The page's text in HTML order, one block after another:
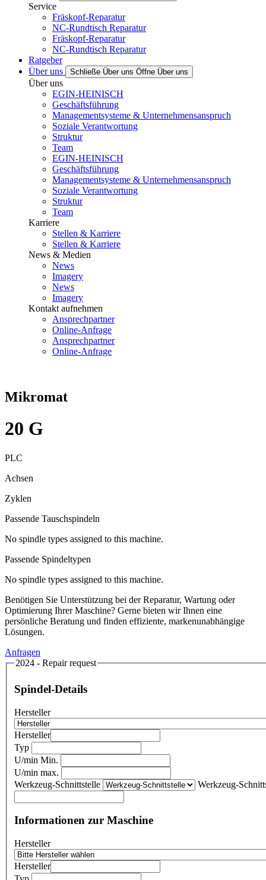
Service
Fräskopf-Reparatur
NC-Rundtisch Reparatur
Fräskopf-Reparatur
NC-Rundtisch Reparatur
Ratgeber
Über uns
Schließe Über uns Öffne Über uns
Über uns
EGIN-HEINISCH
Geschäftsführung
Managementsysteme & Unternehmensanspruch
Soziale Verantwortung
Struktur
Team
EGIN-HEINISCH
Geschäftsführung
Managementsysteme & Unternehmensanspruch
Soziale Verantwortung
Struktur
Team
Karriere
Stellen & Karriere
Stellen & Karriere
News & Medien
News
Imagery
News
Imagery
Kontakt aufnehmen
Ansprechpartner
Online-Anfrage
Ansprechpartner
Online-Anfrage
Mikromat
20 G
PLC
Achsen
Zyklen
Passende Tauschspindeln
No spindle types assigned to this machine.
Passende Spindeltypen
No spindle types assigned to this machine.
Benötigen Sie Unterstützung bei der Reparatur, Wartung oder
Optimierung Ihrer Maschine? Gerne bieten wir Ihnen eine
persönliche Beratung und finden effiziente, markenunabhängige
Lösungen.
Anfragen
2024 - Repair request
Spindel-Details
Hersteller
Hersteller
Typ
U/min Min.
U/min max.
Werkzeug-Schnittstelle
Werkzeug-
Informationen zur Maschine
Hersteller
Hersteller